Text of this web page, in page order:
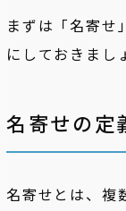
まずは「名寄せ
にしておきまし
名寄せの定
名寄せとは、複